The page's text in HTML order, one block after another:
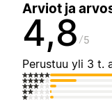
Arviot ja
4,8 5
Perustuu yli 3 t.